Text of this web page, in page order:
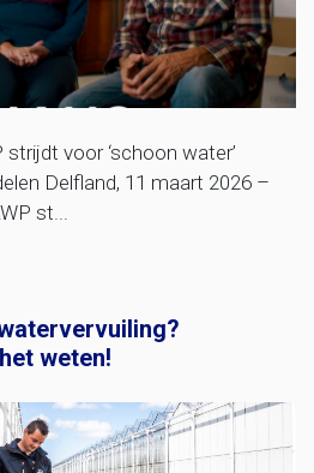
voor ‘schoon water’
Delfland, 11 maart 2026 –
st...
weten!